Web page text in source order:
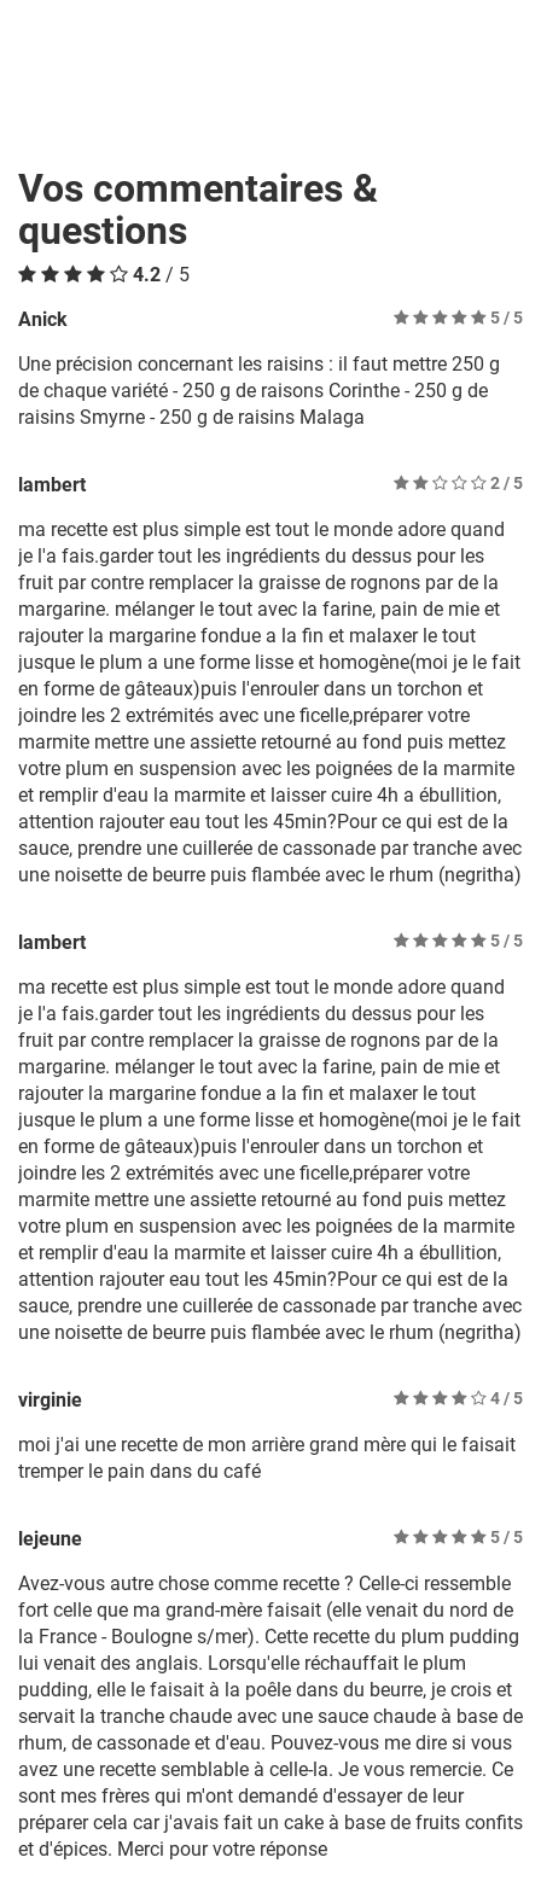
Vos commentaires &
questions
4.2 / 5
Anick
5/ 5
Une précision concernant les raisins : il faut mettre 250 g
de chaque variété - 250 g de raisons Corinthe - 250 g de
raisins Smyrne - 250 g de raisins Malaga
lambert 2/ 5
ma recette est plus simple est tout le monde adore quand
je l'a fais.garder tout les ingrédients du dessus pour les
fruit par contre remplacer la graisse de rognons par de la
margarine. mélanger le tout avec la farine, pain de mie et
rajouter la margarine fondue a la fin et malaxer le tout
jusque le plum a une forme lisse et homogène(moi je le fait
en forme de gâteaux)puis l'enrouler dans un torchon et
joindre les 2 extrémités avec une ficelle,préparer votre
marmite mettre une assiette retourné au fond puis mettez
votre plum en suspension avec les poignées de la marmite
et remplir d'eau la marmite et laisser cuire 4h a ébullition,
attention rajouter eau tout les 45min?Pour ce qui est de la
sauce, prendre une cuillerée de cassonade par tranche avec
une noisette de beurre puis flambée avec le rhum (negritha)
lambert 5/ 5
ma recette est plus simple est tout le monde adore quand
je l'a fais.garder tout les ingrédients du dessus pour les
fruit par contre remplacer la graisse de rognons par de la
margarine. mélanger le tout avec la farine, pain de mie et
rajouter la margarine fondue a la fin et malaxer le tout
jusque le plum a une forme lisse et homogène(moi je le fait
en forme de gâteaux)puis l'enrouler dans un torchon et
joindre les 2 extrémités avec une ficelle,préparer votre
marmite mettre une assiette retourné au fond puis mettez
votre plum en suspension avec les poignées de la marmite
et remplir d'eau la marmite et laisser cuire 4h a ébullition,
attention rajouter eau tout les 45min?Pour ce qui est de la
sauce, prendre une cuillerée de cassonade par tranche avec
une noisette de beurre puis flambée avec le rhum (negritha)
virginie 4/ 5
moi j'ai une recette de mon arrière grand mère qui le faisait
tremper le pain dans du café
lejeune 5/ 5
Avez-vous autre chose comme recette ? Celle-ci ressemble
fort celle que ma grand-mère faisait (elle venait du nord de
la France - Boulogne s/mer). Cette recette du plum pudding
lui venait des anglais. Lorsqu'elle réchauffait le plum
pudding, elle le faisait à la poêle dans du beurre, je crois et
servait la tranche chaude avec une sauce chaude à base de
rhum, de cassonade et d'eau. Pouvez-vous me dire si vous
avez une recette semblable à celle-la. Je vous remercie. Ce
sont mes frères qui m'ont demandé d'essayer de leur
préparer cela car j'avais fait un cake à base de fruits confits
et d'épices. Merci pour votre réponse